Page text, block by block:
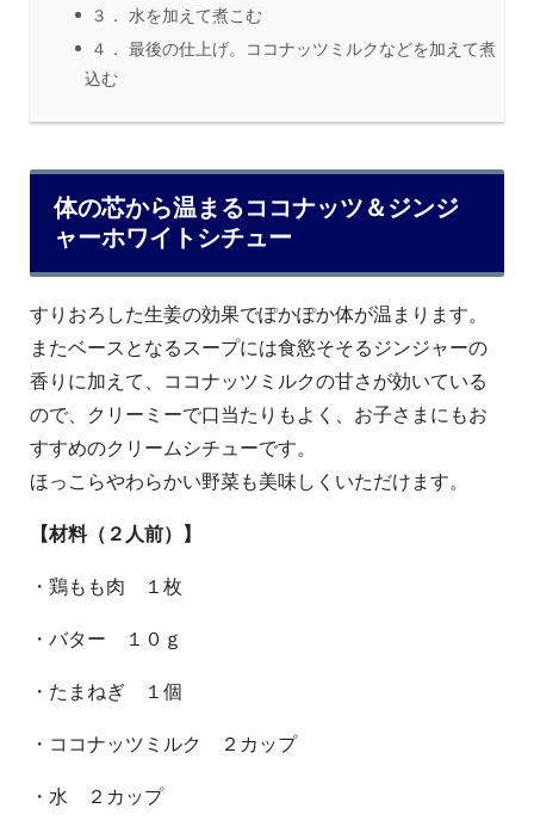
３． 水を加えて煮こむ
４． 最後の仕上げ。ココナッツミルクなどを加えて煮
込む
体の芯から温まるココナッツ＆ジンジ
ャーホワイトシチュー
すりおろした生姜の効果でぽかぽか体が温まります。
またベースとなるスープには食慾そそるジンジャーの
香りに加えて、ココナッツミルクの甘さが効いている
ので、クリーミーで口当たりもよく、お子さまにもお
すすめのクリームシチューです。
ほっこらやわらかい野菜も美味しくいただけます。
【材料（２人前）】
・鶏もも肉 １枚
・バター １０ｇ
・たまねぎ １個
・ココナッツミルク ２カップ
・水 ２カップ